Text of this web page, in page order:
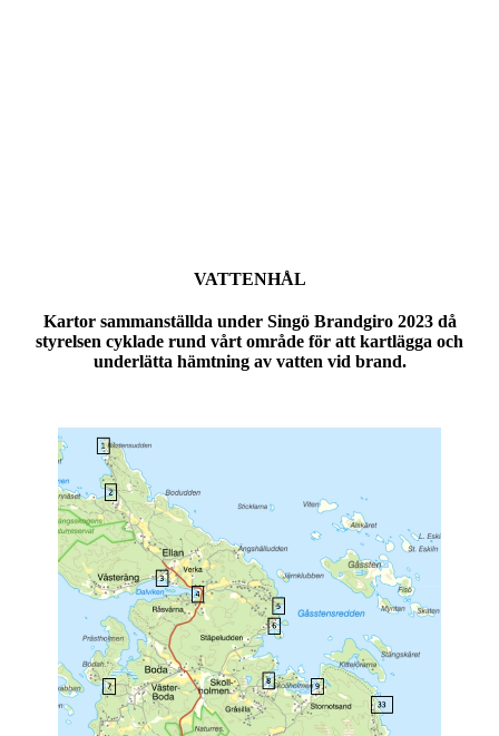
VATTENHÅL
Kartor sammanställda under Singö Brandgiro 2023 då
styrelsen cyklade rund vårt område för att kartlägga och
underlätta hämtning av vatten vid brand.